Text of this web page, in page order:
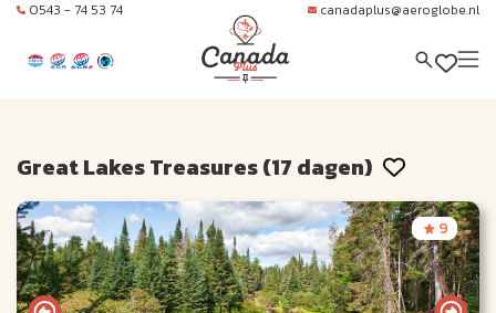
0543 - 74 53 74 canadaplus@aeroglobe.nl
Great Lakes Treasures (17 dagen)
9